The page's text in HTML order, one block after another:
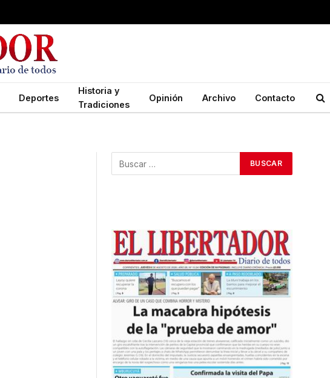
Deportes
Historia y
Tradiciones
Opinión Archivo Contacto